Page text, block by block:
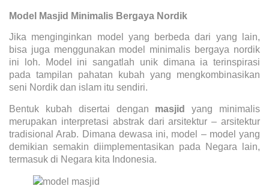
Model Masjid Minimalis Bergaya Nordik
Jika menginginkan model yang berbeda dari yang lain,
bisa juga menggunakan model minimalis bergaya nordik
ini loh. Model ini sangatlah unik dimana ia terinspirasi
pada tampilan pahatan kubah yang mengkombinasikan
seni Nordik dan islam itu sendiri.
Bentuk kubah disertai dengan masjidyang minimalis
merupakan interpretasi abstrak dari arsitektur – arsitektur
tradisional Arab. Dimana dewasa ini, model – model yang
demikian semakin diimplementasikan pada Negara lain,
termasuk di Negara kita Indonesia.